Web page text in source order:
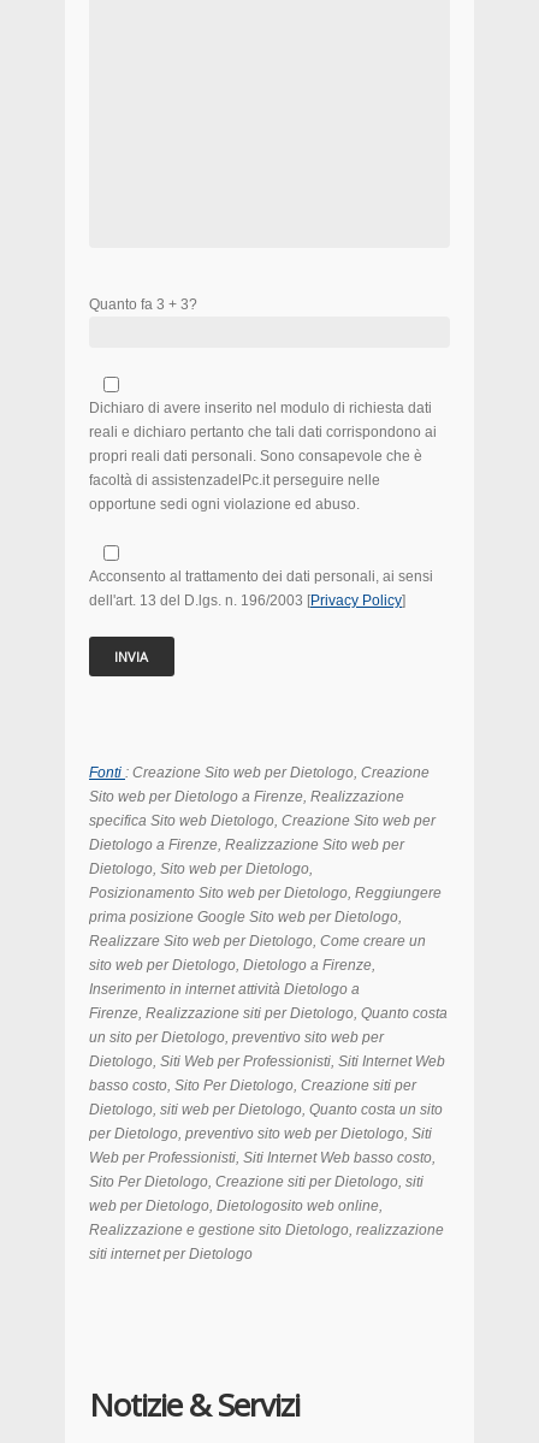
Quanto fa 3 + 3?
Dichiaro di avere inserito nel modulo di richiesta dati
reali e dichiaro pertanto che tali dati corrispondono ai
propri reali dati personali. Sono consapevole che è
facoltà di assistenzadelPc.it perseguire nelle
opportune sedi ogni violazione ed abuso.
Acconsento al trattamento dei dati personali, ai sensi
dell'art. 13 del D.lgs. n. 196/2003 [Privacy Policy]
Fonti : Creazione Sito web per Dietologo, Creazione
Sito web per Dietologo a Firenze, Realizzazione
specifica Sito web Dietologo, Creazione Sito web per
Dietologo a Firenze, Realizzazione Sito web per
Dietologo, Sito web per Dietologo,
Posizionamento Sito web per Dietologo, Reggiungere
prima posizione Google Sito web per Dietologo,
Realizzare Sito web per Dietologo, Come creare un
sito web per Dietologo, Dietologo a Firenze,
Inserimento in internet attività Dietologo a
Firenze, Realizzazione siti per Dietologo, Quanto costa
un sito per Dietologo, preventivo sito web per
Dietologo, Siti Web per Professionisti, Siti Internet Web
basso costo, Sito Per Dietologo, Creazione siti per
Dietologo, siti web per Dietologo, Quanto costa un sito
per Dietologo, preventivo sito web per Dietologo, Siti
Web per Professionisti, Siti Internet Web basso costo,
Sito Per Dietologo, Creazione siti per Dietologo, siti
web per Dietologo, Dietologosito web online,
Realizzazione e gestione sito Dietologo, realizzazione
siti internet per Dietologo
Notizie & Servizi